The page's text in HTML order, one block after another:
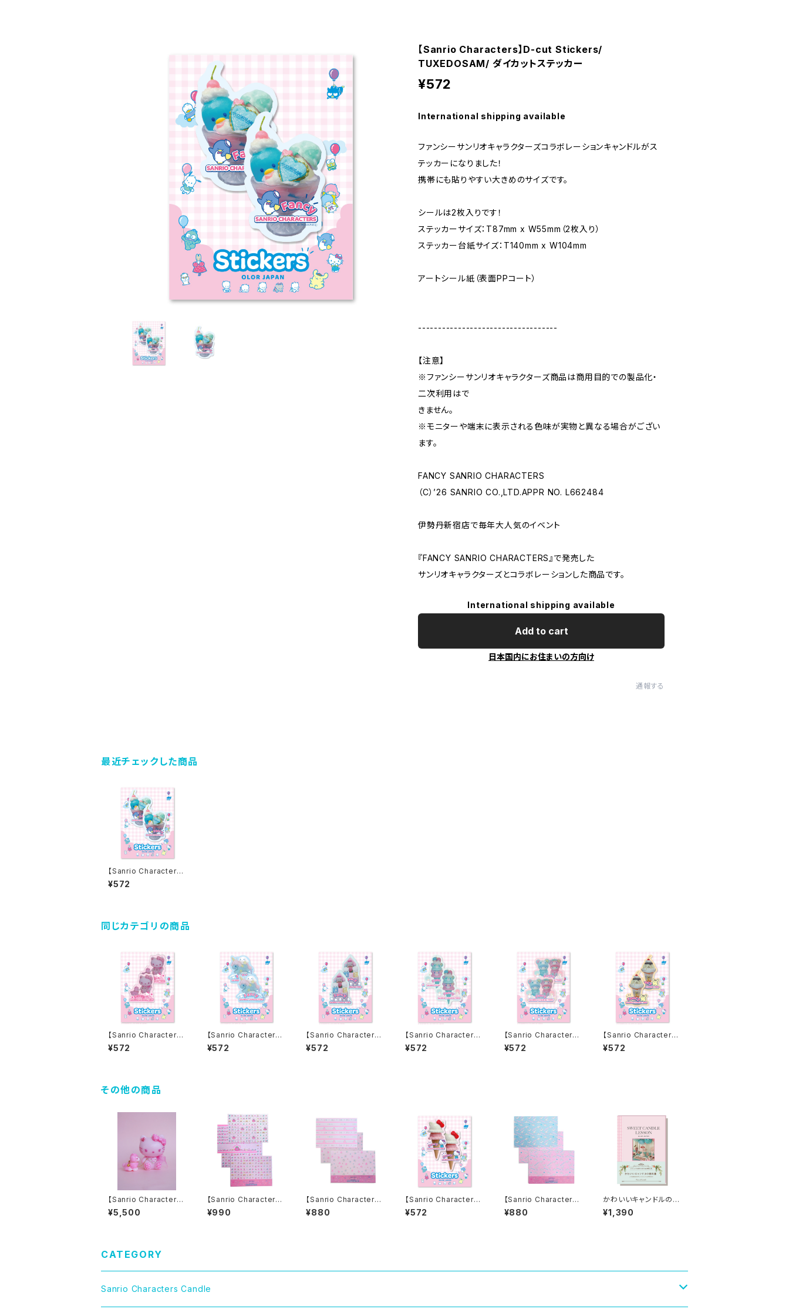
【Sanrio Characters】D-cut Stickers/
TUXEDOSAM/ ダイカットステッカー
¥572
International shipping available
ファンシーサンリオキャラクターズコラボレーションキャンドルがス
テッカーになりました！
携帯にも貼りやすい大きめのサイズです。
シールは2枚入りです！
ステッカーサイズ：T87mm x W55mm（2枚入り）
ステッカー台紙サイズ：T140mm x W104mm
アートシール紙（表面PPコート）
-----------------------------------
【注意】
※ファンシーサンリオキャラクターズ商品は商用目的での製品化・
二次利用はで
きません。
※モニターや端末に表示される色味が実物と異なる場合がござい
ます。
FANCY SANRIO CHARACTERS
（C）’26 SANRIO CO.,LTD.APPR NO. L662484
伊勢丹新宿店で毎年大人気のイベント
『FANCY SANRIO CHARACTERS』で発売した
サンリオキャラクターズとコラボレーションした商品です。
International shipping available
Add to cart
日本国内にお住まいの方向け
通報する
最近チェックした商品
【Sanrio Characters】
D-cut Stickers/ TUX
EDOSAM/ ダイカット
¥572
同じカテゴリの商品
【Sanrio Characters】
D-cut Stickers/HEL
LO KITTY PINK POO
¥572
【Sanrio Characters】
D-cut Stickers/CIN
NAMOROLL/ ダイカッ
¥572
【Sanrio Characters】
D-cut Stickers/NY
A・NI・NYU・NYE・NY
¥572
【Sanrio Characters】
D-cut Stickers/LITT
LE TWIN STARS・IC
¥572
【Sanrio Characters】
D-cut Stickers/LITT
LE TWIN STARS・KU
¥572
【Sanrio Characters】
D-cut Stickers/POM
POMPURIN/ ダイカッ
¥572
その他の商品
【Sanrio Characters】
HELLO KITTY Pink
Poodle Candle
¥5,500
【Sanrio Characters】
POP PINK PRINT!Tr
acing paper set /MI
¥990
【Sanrio Characters】
POP PINK PRINT! D
esign paper set / LI
¥880
【Sanrio Characters】
D-cut Stickers/ HEL
LO KITTY/ ダイカット
¥572
【Sanrio Characters】
POP PINK PRINT! D
esign paper set /CI
¥880
かわいいキャンドルの教
科書
¥1,390
CATEGORY
Sanrio Characters Candle